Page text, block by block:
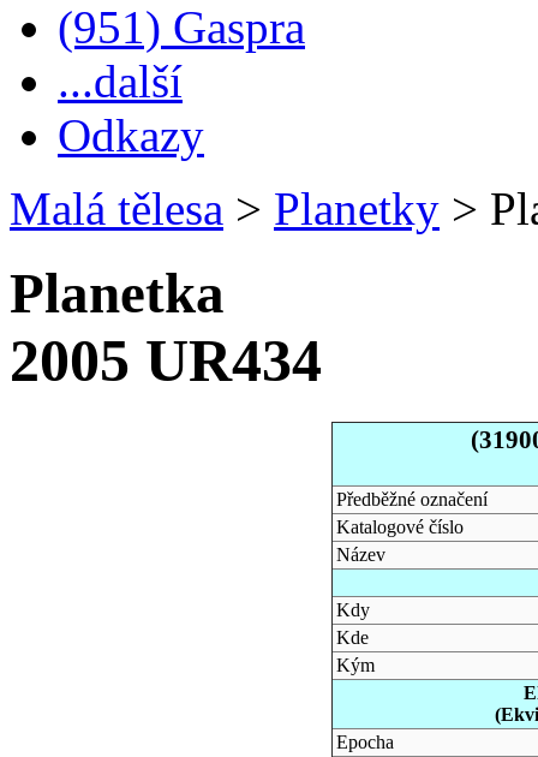
(951) Gaspra
...další
Odkazy
Malá tělesa > Planetky >
Planetka
2005 UR434
Předběžné označení
Katalogové číslo
Název
Kdy
Kde
Kým
Epocha